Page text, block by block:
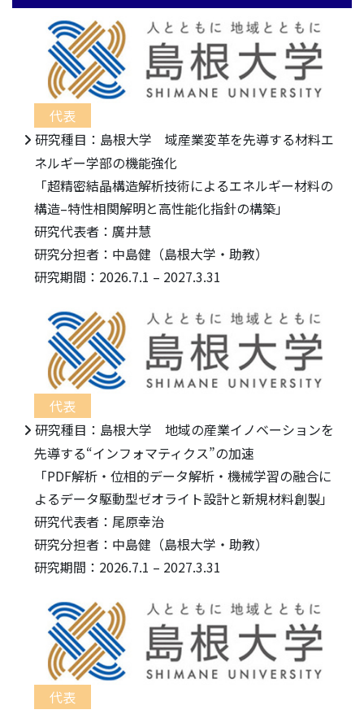
代表
研究種目：島根大学 域産業変革を先導する材料エ
ネルギー学部の機能強化
「超精密結晶構造解析技術によるエネルギー材料の
構造–特性相関解明と高性能化指針の構築」
研究代表者：廣井慧
研究分担者：中島健（島根大学・助教）
研究期間：2026.7.1 – 2027.3.31
代表
研究種目：島根大学 地域の産業イノベーションを
先導する“インフォマティクス”の加速
「PDF解析・位相的データ解析・機械学習の融合に
よるデータ駆動型ゼオライト設計と新規材料創製」
研究代表者：尾原幸治
研究分担者：中島健（島根大学・助教）
研究期間：2026.7.1 – 2027.3.31
代表